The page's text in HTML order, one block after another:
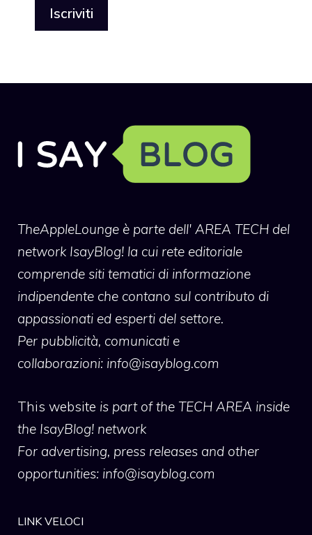
TheAppleLounge è parte dell' AREA TECH del
network IsayBlog! la cui rete editoriale
comprende siti tematici di informazione
indipendente che contano sul contributo di
appassionati ed esperti del settore.
Per pubblicità, comunicati e
collaborazioni: info@isayblog.com
This website is part of the TECH AREA inside
the IsayBlog! network
For advertising, press releases and other
opportunities: info@isayblog.com
LINK VELOCI